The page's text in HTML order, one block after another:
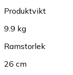
Produktvikt
9.9 kg
Ramstorlek
26 cm